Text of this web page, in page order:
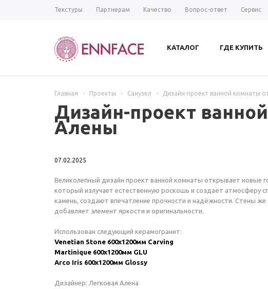
Текстуры Партнерам Качество Вопрос-ответ Сервис
КАТАЛОГ ГДЕ КУПИТЬ
Главная - Проекты - Санузел - Дизайн-проект ванной комнаты
Дизайн-проект
Алены
07.02.2025
Великолепный дизайн проект ванной комнаты открывает новые
который излучает естественную роскошь и создаёт атмосферу
камень, создают впечатление прочности и надёжности. Стены
добавляет элемент яркости и оригинальности.
Использован следующий керамогранит:
Venetian Stone 600х1200мм Carving
Martinique 600х1200мм GLU
Arco Iris 600х1200мм Glossy
Дизайнер: Легковая Алена